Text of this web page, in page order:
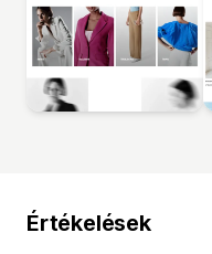
Értékelések